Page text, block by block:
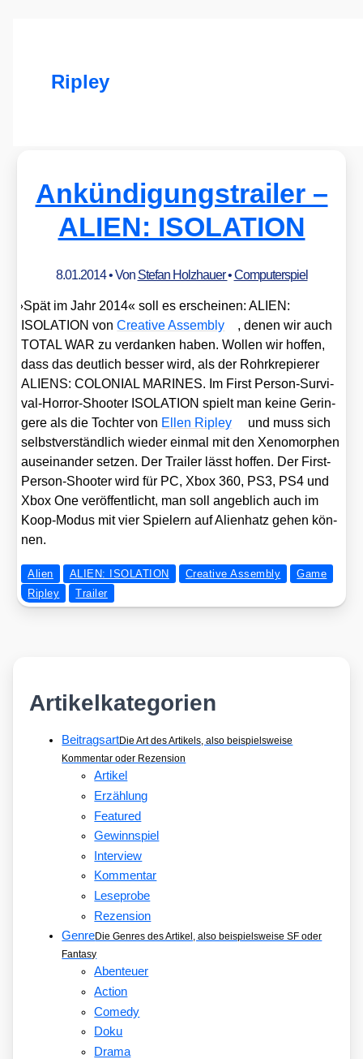
Ripley
Ankündigungstrailer –
ALIEN: ISOLATION
8.01.2014• Von Stefan Holzhauer•Computerspiel
»Spät im Jahr 2014« soll es erschei­nen: ALIEN:
ISOLATION vonCrea­ti­ve Assem­bly
, denen wir auch
TOTAL WAR zu ver­dan­ken haben. Wol­len wir hof­fen,
dass das deut­lich bes­ser wird, als der Rohr­kre­pie­rer
ALIENS: COLONIAL MARINES. Im First Per­son-Sur­vi­
val-Hor­ror-Shoo­ter ISOLATION spielt man kei­ne Gerin­
ge­re als die Toch­ter von Ellen Ripley
und muss sich
selbst­ver­ständ­lich wie­der ein­mal mit den Xeno­mor­phen
aus­ein­an­der set­zen. Der Trai­ler lässt hof­fen. Der First-
Per­son-Shoo­ter wird für PC, Xbox 360, PS3, PS4 und
Xbox One ver­öf­fent­licht, man soll angeb­lich auch im
Koop-Modus mit vier Spie­lern auf Ali­en­hatz gehen kön­
nen.
Alien ALIEN: ISOLATION Creative Assembly
Game
Ripley
Trailer
Artikelkategorien
BeitragsartDie Art des Artikels, also beispielsweise
Kommentar oder Rezension
Artikel
Erzählung
Featured
Gewinnspiel
Interview
Kommentar
Leseprobe
Rezension
GenreDie Genres des Artikel, also beispielsweise SF oder
Fantasy
Abenteuer
Action
Comedy
Doku
Drama